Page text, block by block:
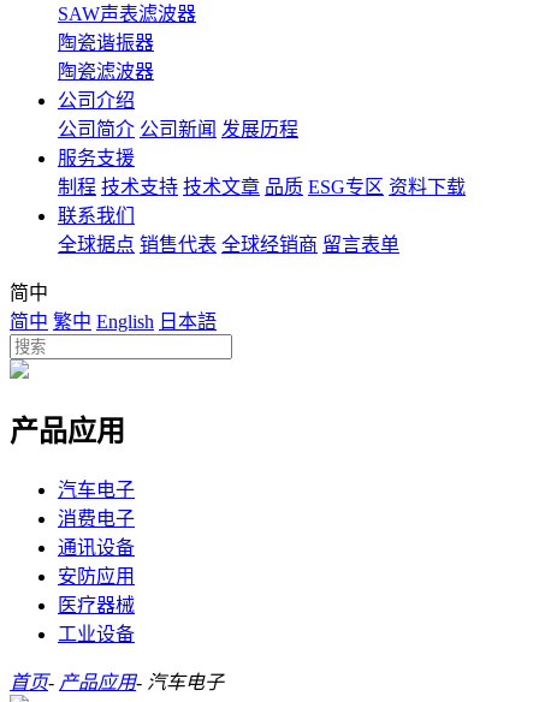
SAW声表滤波器
陶瓷谐振器
陶瓷滤波器
公司介绍
公司简介 公司新闻 发展历程
服务支援
制程 技术支持 技术文章 品质 ESG专区 资料下载
联系我们
全球据点 销售代表 全球经销商 留言表单
简中
简中 繁中 English 日本語
产品应用
汽车电子
消费电子
通讯设备
安防应用
医疗器械
工业设备
首页- 产品应用- 汽车电子